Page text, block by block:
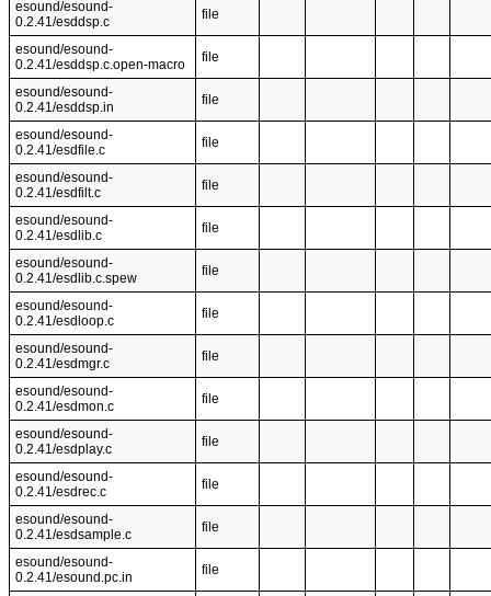
esound/esound-
0.2.41/esddsp.c
file
esound/esound-
0.2.41/esddsp.c.open-macro
file
esound/esound-
0.2.41/esddsp.in
file
esound/esound-
0.2.41/esdfile.c
file
esound/esound-
0.2.41/esdfilt.c
file
esound/esound-
0.2.41/esdlib.c
file
esound/esound-
0.2.41/esdlib.c.spew
file
esound/esound-
0.2.41/esdloop.c
file
esound/esound-
0.2.41/esdmgr.c
file
esound/esound-
0.2.41/esdmon.c
file
esound/esound-
0.2.41/esdplay.c
file
esound/esound-
0.2.41/esdrec.c
file
esound/esound-
0.2.41/esdsample.c
file
esound/esound-
0.2.41/esound.pc.in
file